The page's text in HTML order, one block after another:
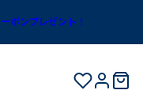
ポンプレゼント！